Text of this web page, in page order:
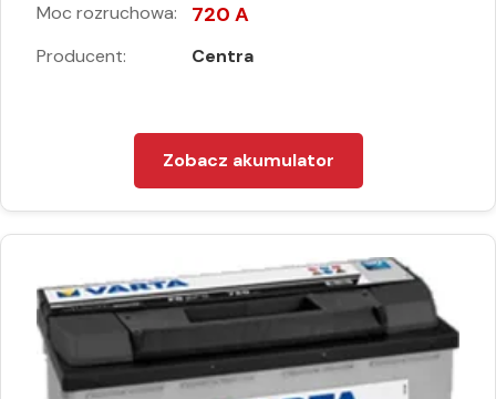
Moc rozruchowa: 720 A
Producent: Centra
Zobacz akumulator